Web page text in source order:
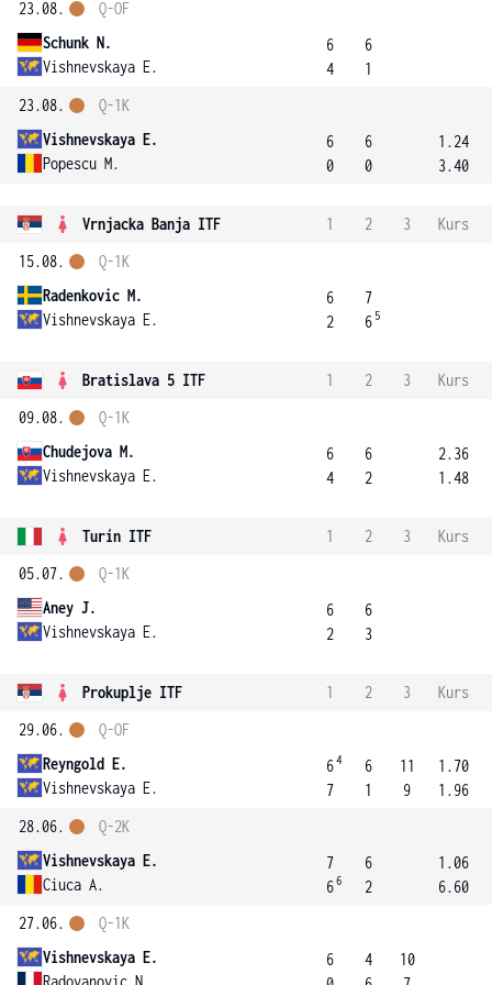
23.08.
Schunk N.
Vishnevskaya E.
Q-OF
6
4
6
1
23.08.
Vishnevskaya E.
Popescu M.
Q-1K
6
0
6
0
1.24
3.40
Vrnjacka Banja ITF 1 2 3
Kurs
15.08.
Radenkovic M.
Vishnevskaya E.
Q-1K
6
2
7
6 5
Bratislava 5 ITF 1 2 3
Kurs
09.08.
Chudejova M.
Vishnevskaya E.
Q-1K
6
4
6
2
2.36
1.48
Turín ITF 1 2 3
Kurs
05.07.
Aney J.
Vishnevskaya E.
Q-1K
6
2
6
3
Prokuplje ITF 1 2 3
Kurs
29.06.
Reyngold E.
Vishnevskaya E.
Q-OF
64
7
6
1
11
9
1.70
1.96
28.06.
Vishnevskaya E.
Ciuca A.
Q-2K
7
66
6
2
1.06
6.60
27.06.
Vishnevskaya E.
Radovanovic N.
Q-1K
6
4
10